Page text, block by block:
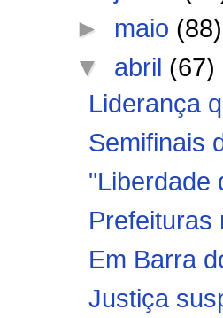
► maio (88)
▼ abril (67)
Liderança
Semifinais
"Liberdade
Prefeituras
Em Barra
Justiça